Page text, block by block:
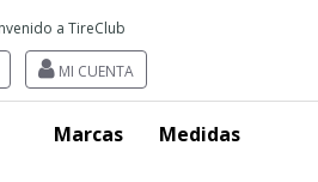
a TireClub
MI CUENTA
Marcas Medidas